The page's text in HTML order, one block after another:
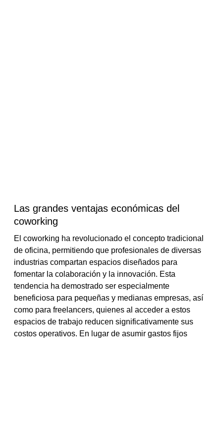
Las grandes ventajas económicas del
coworking
El coworking ha revolucionado el concepto tradicional
de oficina, permitiendo que profesionales de diversas
industrias compartan espacios diseñados para
fomentar la colaboración y la innovación. Esta
tendencia ha demostrado ser especialmente
beneficiosa para pequeñas y medianas empresas, así
como para freelancers, quienes al acceder a estos
espacios de trabajo reducen significativamente sus
costos operativos. En lugar de asumir gastos fijos